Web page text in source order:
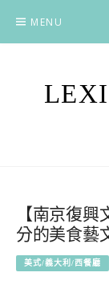
content
MENU
【南京復
分的美食藝
美式/義大利/西餐廳